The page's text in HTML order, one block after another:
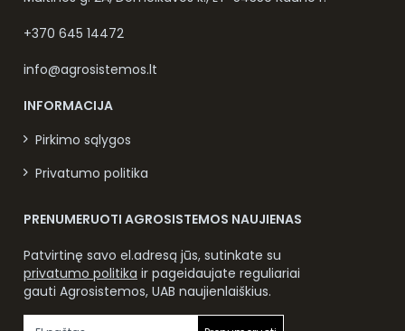
+370 645 14472
info@agrosistemos.lt
INFORMACIJA
Pirkimo sąlygos
Privatumo politika
PRENUMERUOTI AGROSISTEMOS NAUJIENAS
Patvirtinę savo el.adresą jūs, sutinkate su
privatumo politika ir pageidaujate reguliariai
gauti Agrosistemos, UAB naujienlaiškius.